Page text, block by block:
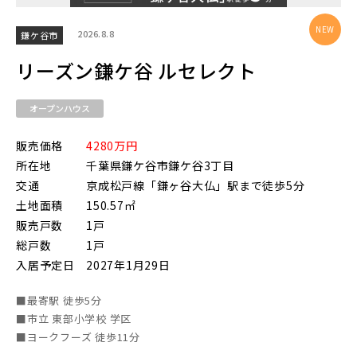
鎌ケ谷市 2026.8.8
リーズン鎌ケ谷 ルセレクト
オープンハウス
販売価格
4280万円
所在地
千葉県鎌ケ谷市鎌ケ谷3丁目
交通
京成松戸線「鎌ヶ谷大仏」駅まで徒歩5分
土地面積
150.57㎡
販売戸数
1戸
総戸数
1戸
入居予定日
2027年1月29日
■最寄駅 徒歩5分
■市立 東部小学校 学区
■ヨークフーズ 徒歩11分